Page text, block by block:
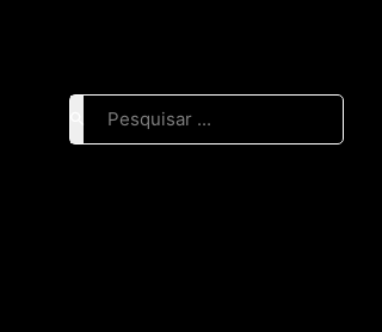
Pesquisar ...